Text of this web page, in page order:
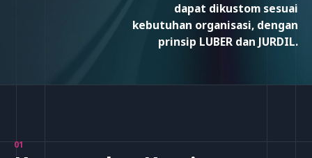
dapat dikustom sesuai
kebutuhan organisasi, dengan
prinsip LUBER dan JURDIL.
01